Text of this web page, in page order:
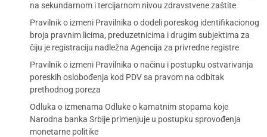
na sekundarnom i tercijarnom nivou zdravstvene zaštite
Pravilnik o izmeni Pravilnika o dodeli poreskog identifikacionog
broja pravnim licima, preduzetnicima i drugim subjektima za
čiju je registraciju nadležna Agencija za privredne registre
Pravilnik o izmeni Pravilnika o načinu i postupku ostvarivanja
poreskih oslobođenja kod PDV sa pravom na odbitak
prethodnog poreza
Odluka o izmenama Odluke o kamatnim stopama koje
Narodna banka Srbije primenjuje u postupku sprovođenja
monetarne politike